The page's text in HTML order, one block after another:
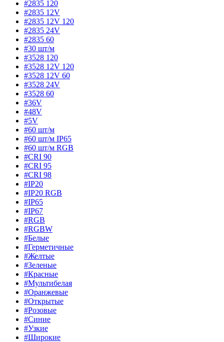
#2835 120
#2835 12V
#2835 12V 120
#2835 24V
#2835 60
#30 шт/м
#3528 120
#3528 12V 120
#3528 12V 60
#3528 24V
#3528 60
#36V
#48V
#5V
#60 шт/м
#60 шт/м IP65
#60 шт/м RGB
#CRI 90
#CRI 95
#CRI 98
#IP20
#IP20 RGB
#IP65
#IP67
#RGB
#RGBW
#Белые
#Герметичные
#Желтые
#Зеленые
#Красные
#Мультибелая
#Оранжевые
#Открытые
#Розовые
#Синие
#Узкие
#Широкие